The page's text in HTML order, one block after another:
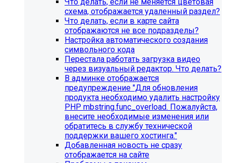
Инструкция по удалению ссылок на
социальные сети
Для готовых решений на SIMAI-SF4:
SIMAI-SF4: Сайт библиотеки, SIMAI-SF4: Сайт
благотворительного фонда, SIMAI-SF4: Сайт города,
SIMAI-SF4: Сайт государственной организации, SIMAI-
SF4: Сайт дворца культуры, SIMAI-SF4: Сайт детского
сада, SIMAI-SF4: Сайт кандидата в депутаты, SIMAI-SF4:
Сайт колледжа, SIMAI-SF4: Сайт комплексного центра
схема, отображается удаленный раздел?
Что делать, если в карте сайта
отображаются не все подразделы?
Настройка автоматического создания
символьного кода
Перестала работать загрузка видео
через визуальный редактор. Что делать?
В админке отображается
предупреждение "Для обновления
продукта необходимо удалить настройку
PHP mbstring.func_overload. Пожалуйста,
внесите необходимые изменения или
обратитесь в службу технической
поддержки вашего хостинга."
Добавленная новость не сразу
отображается на сайте